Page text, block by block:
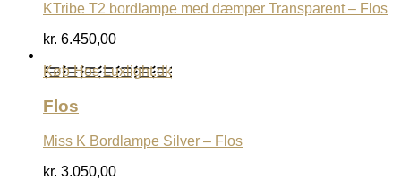
KTribe T2 bordlampe med dæmper Transparent – Flos
kr. 6.450,00
Køb Hos Luxlight.dk
Flos
Miss K Bordlampe Silver – Flos
kr. 3.050,00